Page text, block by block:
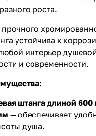
роста.
прочного
устойчива к
интерьер
и современности.
штанга длиной 600
— обеспечивает
душа.